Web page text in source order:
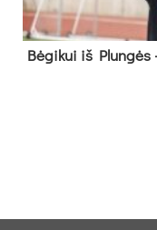
Bė­gi­kui iš Plun­gės